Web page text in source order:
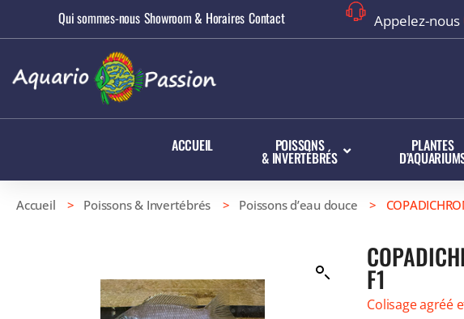
Qui sommes-nous Showroom & Horaires Contact Appelez-nous
ACCUEIL POISSONS
& INVERTÉBRÉS
PLANTES
Accueil > Poissons & Invertébrés > Poissons d’eau douce >
F1
Colisage agréé